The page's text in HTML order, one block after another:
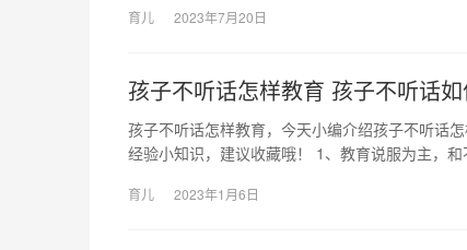
育儿 2023年7月20日
孩子不听话怎样教育 孩子不听话
孩子不听话怎样教育，今天小编介绍孩子不听话
经验小知识，建议收藏哦！ 1、教育说服为主，
育儿 2023年1月6日